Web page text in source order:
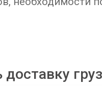
доставку